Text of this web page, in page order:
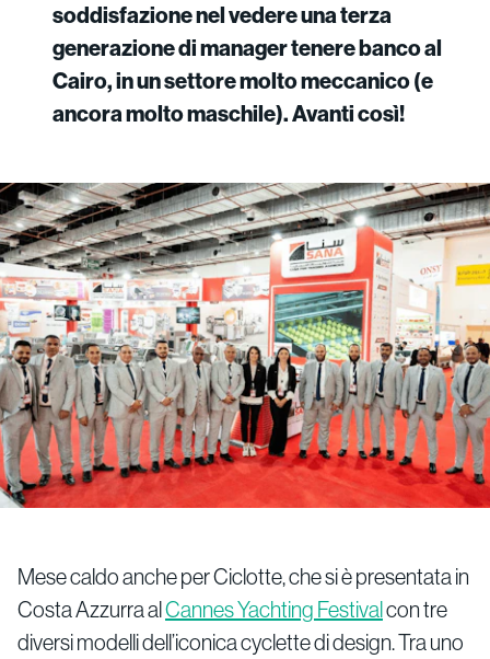
soddisfazione nel vedere una terza
generazione di manager tenere banco al
Cairo, in un settore molto meccanico (e
ancora molto maschile). Avanti così!
Mese caldo anche per Ciclotte, che si è presentata in
Costa Azzurra alCannes Yachting Festivalcon tre
diversi modelli dell’iconica cyclette di design. Tra uno